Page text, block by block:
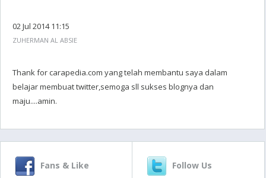
02 Jul 2014 11:15
ZUHERMAN AL ABSIE
Thank for carapedia.com yang telah membantu saya dalam
belajar membuat twitter,semoga sll sukses blognya dan
maju....amin.
Fans & Like Follow Us